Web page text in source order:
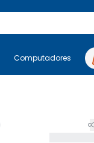
PC Gamer
Computadores